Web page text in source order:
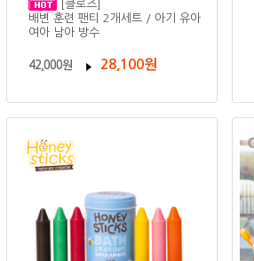
[클로즈]
배변 훈련 팬티 2개세트 / 아기 유아
여아 남아 방수
42,000원 28,100원